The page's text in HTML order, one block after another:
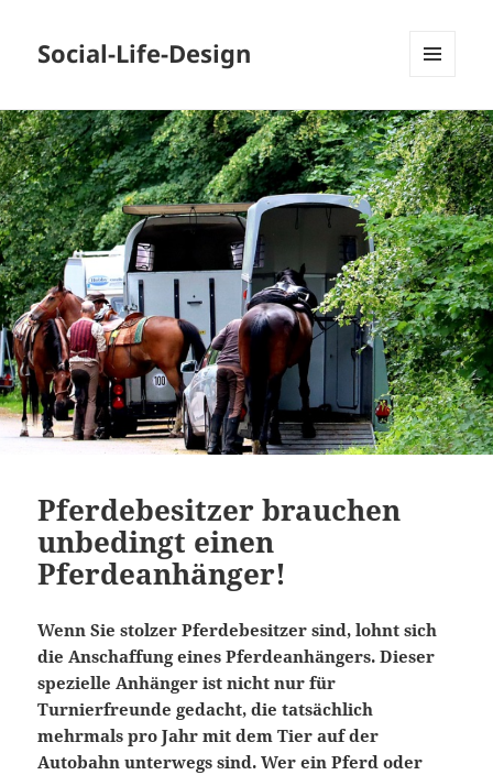
Social-Life-Design
WIDGETS
Pferdebesitzer brauchen
unbedingt einen
Pferdeanhänger!
Wenn Sie stolzerPferdebesitzer sind, lohnt sich
die Anschaffung einesPferdeanhängers. Dieser
spezielle Anhänger ist nicht nur für
Turnierfreunde gedacht, die tatsächlich
mehrmals pro Jahr mit dem Tier auf der
Autobahn unterwegs sind. Wer ein Pferd oder